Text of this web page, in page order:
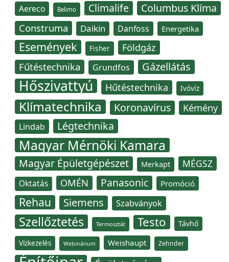
Aereco Belimo Climalife Columbus Klíma
Construma Daikin Danfoss Energetika
Események Fisher Földgáz
Fűtéstechnika Grundfos Gázellátás
Hőszivattyú Hűtéstechnika Ivóvíz
Klímatechnika Koronavírus Kémény
Lindab Légtechnika
Magyar Mérnöki Kamara
Magyar Épületgépészet Merkapt MÉGSZ
Oktatás OMÉN Panasonic Promóció
Rehau Siemens Szabványok
Szellőztetés Termosztát Testo Távhő
Vízkezelés Webinárium Weishaupt Zehnder